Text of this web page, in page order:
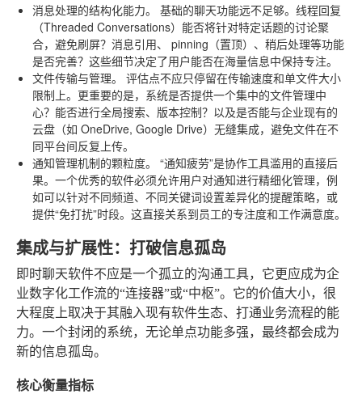
消息处理的结构化能力。
基础的聊天功能远不足够。线程回复
（Threaded Conversations）能否将针对特定话题的讨论聚
合，避免刷屏？消息引用、 pinning（置顶）、稍后处理等功能
是否完善？这些细节决定了用户能否在海量信息中保持专注。
文件传输与管理。
评估点不应只停留在传输速度和单文件大小
限制上。更重要的是，系统是否提供一个集中的文件管理中
心？能否进行全局搜索、版本控制？以及是否能与企业现有的
云盘（如 OneDrive, Google Drive）无缝集成，避免文件在不
同平台间反复上传。
通知管理机制的颗粒度。
“通知疲劳”是协作工具滥用的直接后
果。一个优秀的软件必须允许用户对通知进行精细化管理，例
如可以针对不同频道、不同关键词设置差异化的提醒策略，或
提供“免打扰”时段。这直接关系到员工的专注度和工作满意度。
集成与扩展性：打破信息孤岛
即时聊天软件不应是一个孤立的沟通工具，它更应成为企
业数字化工作流的“连接器”或“中枢”。它的价值大小，很
大程度上取决于其融入现有软件生态、打通业务流程的能
力。一个封闭的系统，无论单点功能多强，最终都会成为
新的信息孤岛。
核心衡量指标